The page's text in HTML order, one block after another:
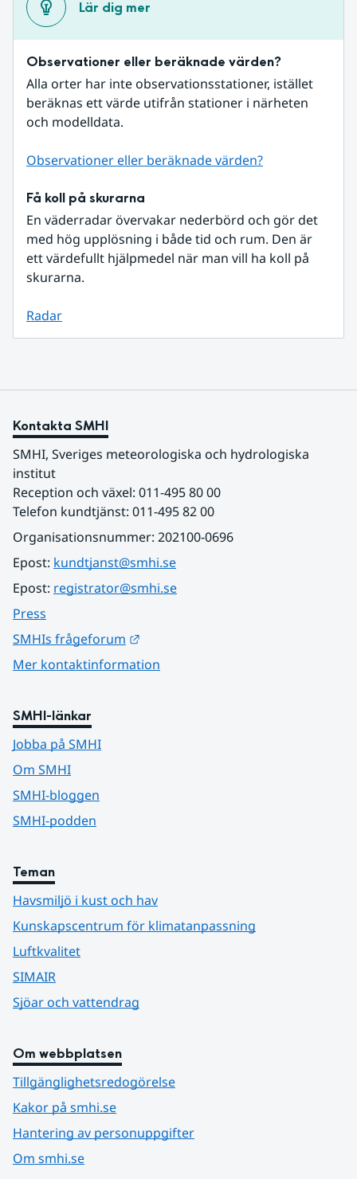
Lär dig mer
Observationer eller beräknade värden?
Alla orter har inte observationsstationer, istället
beräknas ett värde utifrån stationer i närheten
och modelldata.
Observationer eller beräknade värden?
Få koll på skurarna
En väderradar övervakar nederbörd och gör det
med hög upplösning i både tid och rum. Den är
ett värdefullt hjälpmedel när man vill ha koll på
skurarna.
Radar
Kontakta SMHI
SMHI, Sveriges meteorologiska och hydrologiska
institut
Reception och växel: 011-495 80 00
Telefon kundtjänst: 011-495 82 00
Organisationsnummer: 202100-0696
Epost: kundtjanst@smhi.se
Epost: registrator@smhi.se
Press
SMHIs frågeforum
Mer kontaktinformation
SMHI-länkar
Jobba på SMHI
Om SMHI
SMHI-bloggen
SMHI-podden
Teman
Havsmiljö i kust och hav
Kunskapscentrum för klimatanpassning
Luftkvalitet
SIMAIR
Sjöar och vattendrag
Om webbplatsen
Tillgänglighetsredogörelse
Kakor på smhi.se
Hantering av personuppgifter
Om smhi.se